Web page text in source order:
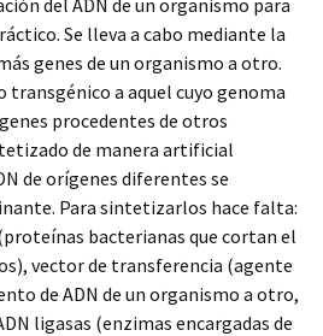
del ADN de un organismo para
Se lleva a cabo mediante la
genes de un organismo a otro.
transgénico a aquel cuyo genoma
procedentes de otros
de manera artificial
de orígenes diferentes se
Para sintetizarlos hace falta:
bacterianas que cortan el
vector de transferencia (agente
de ADN de un organismo a otro,
ligasas (enzimas encargadas de